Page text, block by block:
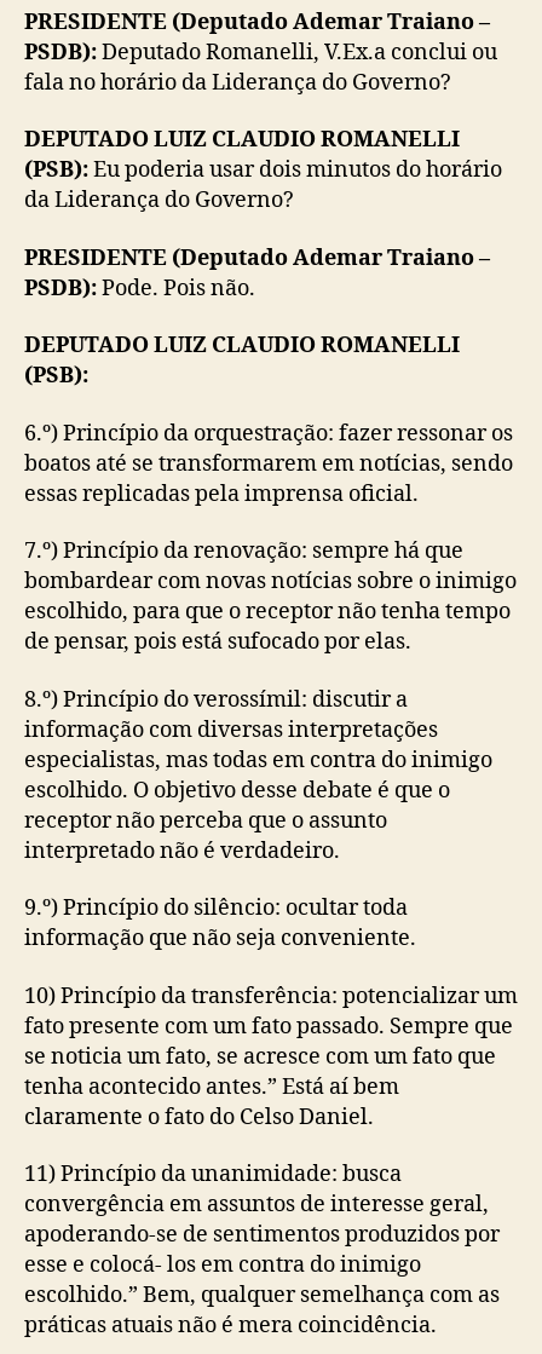
PRESIDENTE (Deputado Ademar Traiano –
PSDB):Deputado Romanelli, V.Ex.a conclui ou
fala no horário da Liderança do Governo?
DEPUTADO LUIZ CLAUDIO ROMANELLI
(PSB):Eu poderia usar dois minutos do horário
da Liderança do Governo?
PRESIDENTE (Deputado Ademar Traiano –
PSDB):Pode. Pois não.
DEPUTADO LUIZ CLAUDIO ROMANELLI
(PSB):
6.º) Princípio da orquestração: fazer ressonar os
boatos até se transformarem em notícias, sendo
essas replicadas pela imprensa oficial.
7.º) Princípio da renovação: sempre há que
bombardear com novas notícias sobre o inimigo
escolhido, para que o receptor não tenha tempo
de pensar, pois está sufocado por elas.
8.º) Princípio do verossímil: discutir a
informação com diversas interpretações
especialistas, mas todas em contra do inimigo
escolhido. O objetivo desse debate é que o
receptor não perceba que o assunto
interpretado não é verdadeiro.
9.º) Princípio do silêncio: ocultar toda
informação que não seja conveniente.
10) Princípio da transferência: potencializar um
fato presente com um fato passado. Sempre que
se noticia um fato, se acresce com um fato que
tenha acontecido antes.” Está aí bem
claramente o fato do Celso Daniel.
11) Princípio da unanimidade: busca
convergência em assuntos de interesse geral,
apoderando-se de sentimentos produzidos por
esse e colocá- los em contra do inimigo
escolhido.” Bem, qualquer semelhança com as
práticas atuais não é mera coincidência.